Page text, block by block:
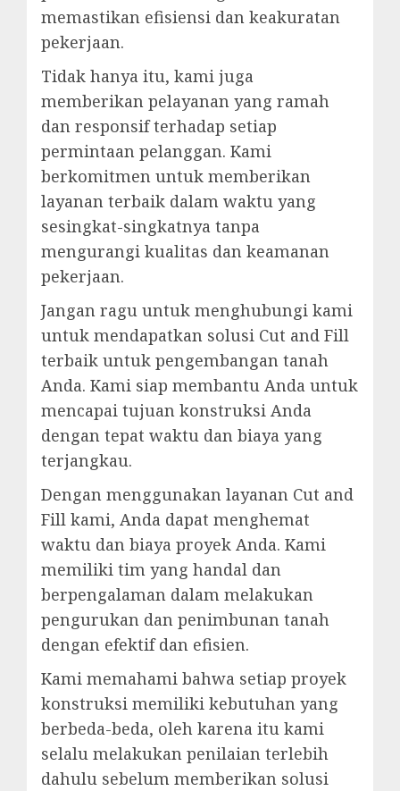
memastikan efisiensi dan keakuratan
pekerjaan.
Tidak hanya itu, kami juga
memberikan pelayanan yang ramah
dan responsif terhadap setiap
permintaan pelanggan. Kami
berkomitmen untuk memberikan
layanan terbaik dalam waktu yang
sesingkat-singkatnya tanpa
mengurangi kualitas dan keamanan
pekerjaan.
Jangan ragu untuk menghubungi kami
untuk mendapatkan solusi Cut and Fill
terbaik untuk pengembangan tanah
Anda. Kami siap membantu Anda untuk
mencapai tujuan konstruksi Anda
dengan tepat waktu dan biaya yang
terjangkau.
Dengan menggunakan layanan Cut and
Fill kami, Anda dapat menghemat
waktu dan biaya proyek Anda. Kami
memiliki tim yang handal dan
berpengalaman dalam melakukan
pengurukan dan penimbunan tanah
dengan efektif dan efisien.
Kami memahami bahwa setiap proyek
konstruksi memiliki kebutuhan yang
berbeda-beda, oleh karena itu kami
selalu melakukan penilaian terlebih
dahulu sebelum memberikan solusi